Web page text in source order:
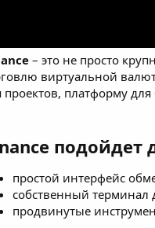
– это не просто
виртуальной
проектов, платформу
подойдет
простой интерфейс
собственный терминал
продвинутые